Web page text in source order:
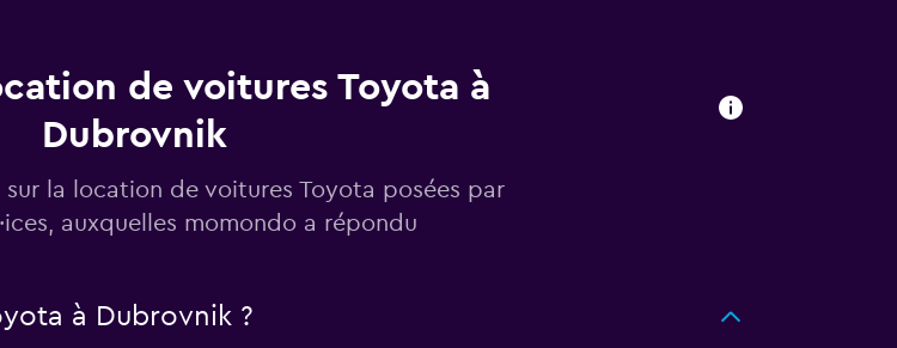
de voitures Toyota à
Dubrovnik
sur la location de voitures Toyota posées par
auxquelles momondo a répondu
à Dubrovnik ?